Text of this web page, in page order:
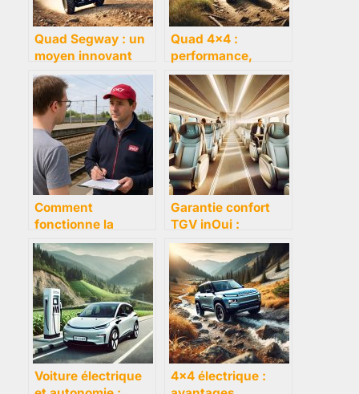
Quad Segway : un
moyen innovant
pour vos aventures
urbaines et tout
terrain
Quad 4×4 :
performance,
plaisir et
robustesse en tout
terrain
Comment
fonctionne la
demande de
remboursement
g30 de la SNCF ?
Garantie confort
TGV inOui :
pourquoi choisir
cette option
premium pour vos
trajets ?
Voiture électrique
4×4 électrique :